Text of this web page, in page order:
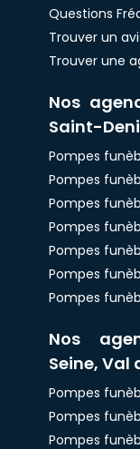
Questions
Trouver un
Trouver une
Nos
Saint-
Pompes
Pompes
Pompes
Pompes
Pompes
Pompes
Pompes
Nos
Seine, Val
Pompes
Pompes
Pompes